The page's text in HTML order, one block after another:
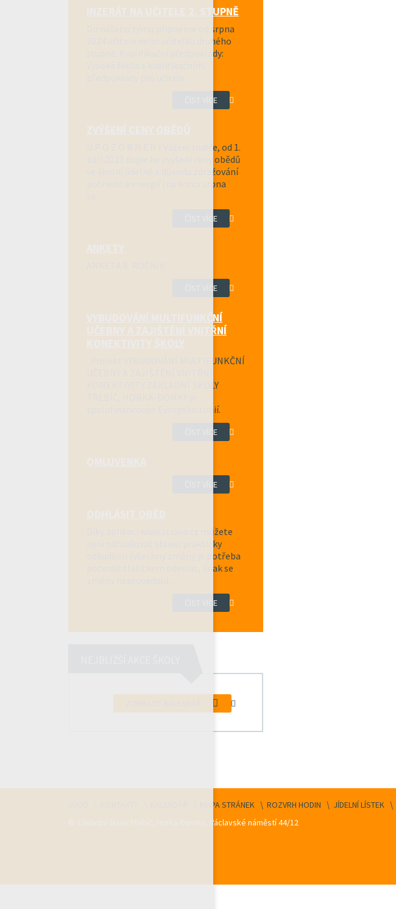
INZERÁT NA UČITELE 2. STUPNĚ
Do našeho týmu přijmeme od srpna
2024 učitele nebo učitelku druhého
stupně. Kvalifikační předpoklady:
ČÍST VÍCE
U P O Z O R N Ě N Í Vážení rodiče, od 1.
září 2023 dojde ke zvýšení ceny obědů
ve školní jídelně z důvodu zdražování
potravin a energií (na konci srpna
ČÍST VÍCE
ČÍST VÍCE
VYBUDOVÁNÍ MULTIFUNKČNÍ
UČEBNY A ZAJIŠTĚNÍ VNITŘNÍ
Projekt VYBUDOVÁNÍ MULTIFUNKČNÍ
KONEKTIVITY ZÁKLADNÍ ŠKOLY
spolufinancován Evropskou unií.
ČÍST VÍCE
ČÍST VÍCE
Díky aplikaci www.strava.cz můžete
nyní odhlašovat stravu prakticky
odkudkoli (všechny změny je potřeba
potvrdit tlačítkem odeslat, jinak se
ČÍST VÍCE
MAPA STRÁNEK ROZVRH HODIN JÍDELNÍ LÍSTEK
© Základní škola Třebíč, Horka-Domky, Václavské náměstí 44/12